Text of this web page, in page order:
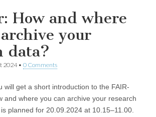
How and where
your
data?
2024• 0 Comments
will get a short introduction to the FAIR-
and where you can archive your research
planned for 20.09.2024 at 10.15–11.00.